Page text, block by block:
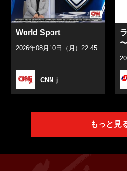
World Sport
2026年08月10日（月）22:45
CNNｊ
もっと見